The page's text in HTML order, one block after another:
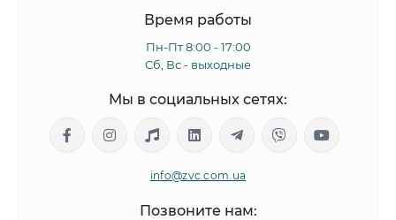
Время работы
Пн-Пт 8:00 - 17:00
Сб, Вс - выходные
Мы в социальных сетях:
info@zvc.com.ua
Позвоните нам: